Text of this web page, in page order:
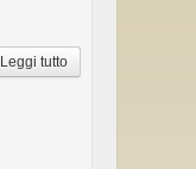
Leggi tutto